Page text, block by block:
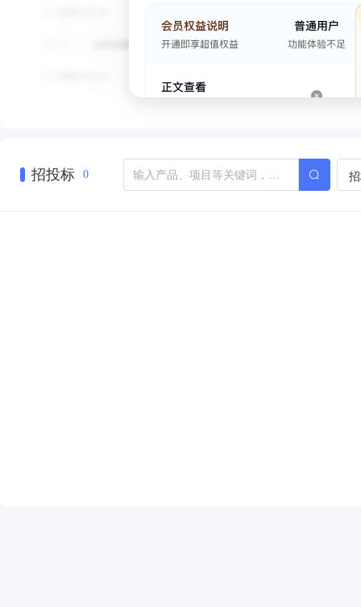
招投标 0